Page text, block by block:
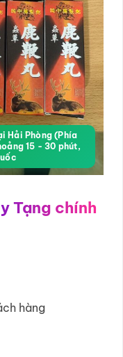
Hải Phòng (Phía
15 - 30 phút,
Tạng chính
hàng